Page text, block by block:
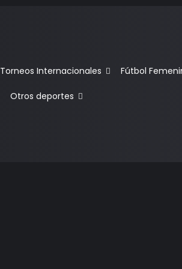
Torneos Internacionales Fútbol
Otros deportes